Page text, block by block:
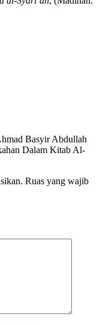
Basyir Abdullah
Dalam Kitab Al-
Ruas yang wajib